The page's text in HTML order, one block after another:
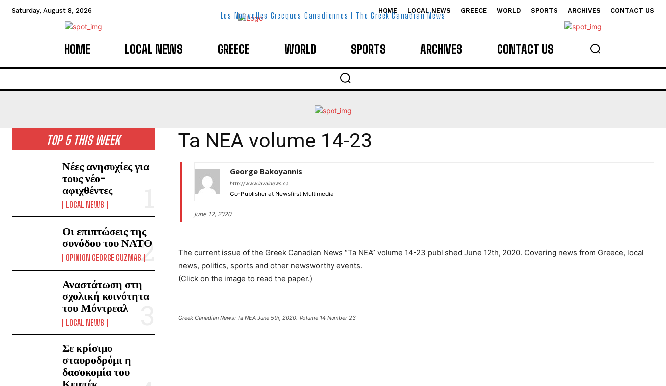
Saturday, August 8, 2026 HOME LOCAL NEWS GREECE WORLD SPORTS ARCHIVES CONTACT US
Les Nouvelles Grecques Canadiennes I The Greek Canadian News
HOME LOCAL NEWS GREECE WORLD SPORTS ARCHIVES CONTACT US
TOP 5 THIS WEEK
Νέες ανησυχίες για
τους νέο-
αφιχθέντες
LOCAL NEWS
Οι επιπτώσεις της
συνόδου του ΝΑΤΟ
OPINION GEORGE GUZMAS
Αναστάτωση στη
σχολική κοινότητα
του Μόντρεαλ
LOCAL NEWS
Σε κρίσιμο
σταυροδρόμι η
δασοκομία του
Κεμπέκ
Ta NEA volume 14-23
George Bakoyannis
http://www.lavalnews.ca
Co-Publisher at Newsfirst Multimedia
June 12, 2020
The current issue of the Greek Canadian News “Ta NEA” volume 14-23 published June 12th, 2020. Covering news from Greece, local
news, politics, sports and other newsworthy events.
(Click on the image to read the paper.)
Greek Canadian News: Ta NEA June 5th, 2020. Volume 14 Number 23